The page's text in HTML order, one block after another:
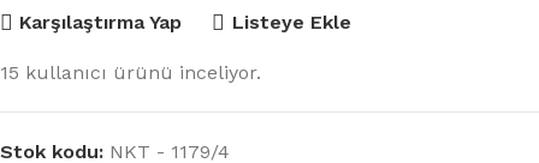
Karşılaştırma Yap Listeye Ekle
15 kullanıcı ürünü inceliyor.
Stok kodu: NKT - 1179/4